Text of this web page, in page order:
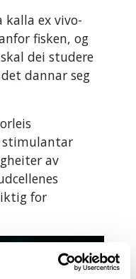
kalla ex vivo-
fisken, og
dei studere
dannar seg
stimulantar
av
for